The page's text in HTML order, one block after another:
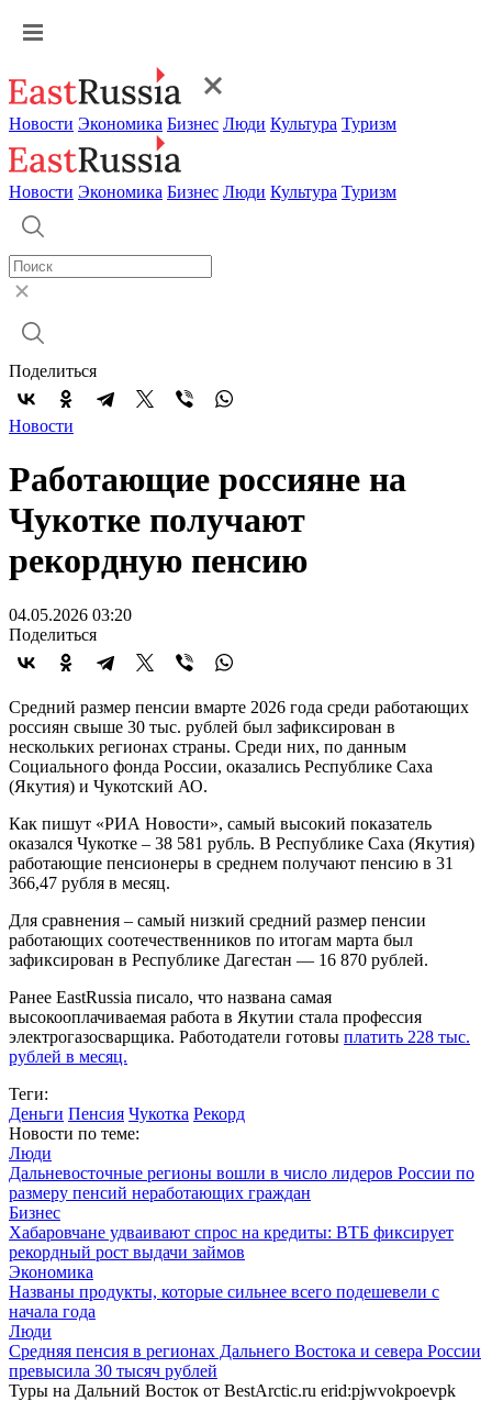
Новости Экономика Бизнес Люди Культура Туризм
Новости Экономика Бизнес Люди Культура Туризм
Поделиться
Новости
Работающие россияне на
Чукотке получают
рекордную пенсию
04.05.2026 03:20
Поделиться
Средний размер пенсии вмарте 2026 года среди работающих
россиян свыше 30 тыс. рублей был зафиксирован в
нескольких регионах страны. Среди них, по данным
Социального фонда России, оказались Республике Саха
(Якутия) и Чукотский АО.
Как пишут «РИА Новости», самый высокий показатель
оказался Чукотке – 38 581 рубль. В Республике Саха (Якутия)
работающие пенсионеры в среднем получают пенсию в 31
366,47 рубля в месяц.
Для сравнения – самый низкий средний размер пенсии
работающих соотечественников по итогам марта был
зафиксирован в Республике Дагестан — 16 870 рублей.
Ранее EastRussia писало, что названа самая
высокооплачиваемая работа в Якутии стала профессия
электрогазосварщика. Работодатели готовы платить 228 тыс.
рублей в месяц.
Теги:
Деньги Пенсия Чукотка Рекорд
Новости по теме:
Люди
Дальневосточные регионы вошли в число лидеров России по
размеру пенсий неработающих граждан
Бизнес
Хабаровчане удваивают спрос на кредиты: ВТБ фиксирует
рекордный рост выдачи займов
Экономика
Названы продукты, которые сильнее всего подешевели с
начала года
Люди
Средняя пенсия в регионах Дальнего Востока и севера России
превысила 30 тысяч рублей
Туры на Дальний Восток от BestArctic.ru erid:pjwvokpoevpk